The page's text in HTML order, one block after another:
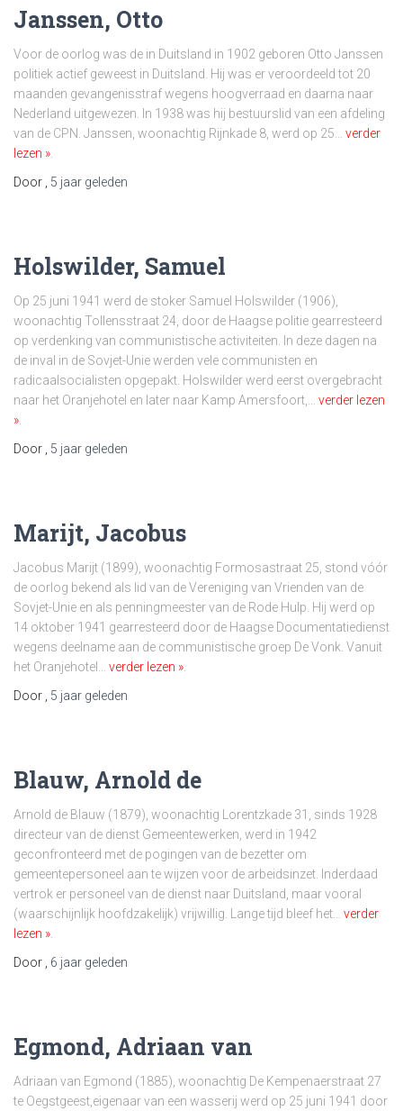
Janssen, Otto
Voor de oorlog was de in Duitsland in 1902 geboren Otto Janssen
politiek actief geweest in Duitsland. Hij was er veroordeeld tot 20
maanden gevangenisstraf wegens hoogverraad en daarna naar
Nederland uitgewezen. In 1938 was hij bestuurslid van een afdeling
van de CPN. Janssen, woonachtig Rijnkade 8, werd op 25… verder
lezen ».
Door , 5 jaar geleden
Holswilder, Samuel
Op 25 juni 1941 werd de stoker Samuel Holswilder (1906),
woonachtig Tollensstraat 24, door de Haagse politie gearresteerd
op verdenking van communistische activiteiten. In deze dagen na
de inval in de Sovjet-Unie werden vele communisten en
radicaalsocialisten opgepakt. Holswilder werd eerst overgebracht
naar het Oranjehotel en later naar Kamp Amersfoort,… verder lezen
».
Door , 5 jaar geleden
Marijt, Jacobus
Jacobus Marijt (1899), woonachtig Formosastraat 25, stond vóór
de oorlog bekend als lid van de Vereniging van Vrienden van de
Sovjet-Unie en als penningmeester van de Rode Hulp. Hij werd op
14 oktober 1941 gearresteerd door de Haagse Documentatiedienst
wegens deelname aan de communistische groep De Vonk. Vanuit
het Oranjehotel… verder lezen ».
Door , 5 jaar geleden
Blauw, Arnold de
Arnold de Blauw (1879), woonachtig Lorentzkade 31, sinds 1928
directeur van de dienst Gemeentewerken, werd in 1942
geconfronteerd met de pogingen van de bezetter om
gemeentepersoneel aan te wijzen voor de arbeidsinzet. Inderdaad
vertrok er personeel van de dienst naar Duitsland, maar vooral
(waarschijnlijk hoofdzakelijk) vrijwillig. Lange tijd bleef het… verder
lezen ».
Door , 6 jaar geleden
Egmond, Adriaan van
Adriaan van Egmond (1885), woonachtig De Kempenaerstraat 27
te Oegstgeest,eigenaar van een wasserij werd op 25 juni 1941 door